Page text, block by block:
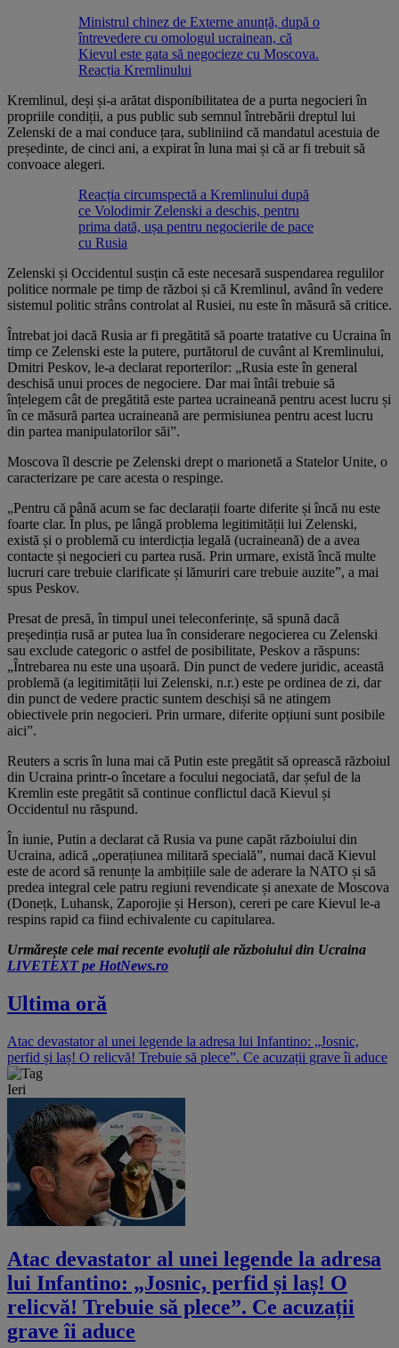
Ministrul chinez de Externe anunță, după o
întrevedere cu omologul ucrainean, că
Kievul este gata să negocieze cu Moscova.
Reacția Kremlinului
Kremlinul, deși și-a arătat disponibilitatea de a purta negocieri în
propriile condiții, a pus public sub semnul întrebării dreptul lui
Zelenski de a mai conduce țara, subliniind că mandatul acestuia de
președinte, de cinci ani, a expirat în luna mai și că ar fi trebuit să
convoace alegeri.
Reacția circumspectă a Kremlinului după
ce Volodimir Zelenski a deschis, pentru
prima dată, ușa pentru negocierile de pace
cu Rusia
Zelenski și Occidentul susțin că este necesară suspendarea regulilor
politice normale pe timp de război și că Kremlinul, având în vedere
sistemul politic strâns controlat al Rusiei, nu este în măsură să critice.
Întrebat joi dacă Rusia ar fi pregătită să poarte tratative cu Ucraina în
timp ce Zelenski este la putere, purtătorul de cuvânt al Kremlinului,
Dmitri Peskov, le-a declarat reporterilor: „Rusia este în general
deschisă unui proces de negociere. Dar mai întâi trebuie să
înțelegem cât de pregătită este partea ucraineană pentru acest lucru și
în ce măsură partea ucraineană are permisiunea pentru acest lucru
din partea manipulatorilor săi”.
Moscova îl descrie pe Zelenski drept o marionetă a Statelor Unite, o
caracterizare pe care acesta o respinge.
„Pentru că până acum se fac declarații foarte diferite și încă nu este
foarte clar. În plus, pe lângă problema legitimității lui Zelenski,
există și o problemă cu interdicția legală (ucraineană) de a avea
contacte și negocieri cu partea rusă. Prin urmare, există încă multe
lucruri care trebuie clarificate și lămuriri care trebuie auzite”, a mai
spus Peskov.
Presat de presă, în timpul unei teleconferințe, să spună dacă
președinția rusă ar putea lua în considerare negocierea cu Zelenski
sau exclude categoric o astfel de posibilitate, Peskov a răspuns:
„Întrebarea nu este una ușoară. Din punct de vedere juridic, această
problemă (a legitimității lui Zelenski, n.r.) este pe ordinea de zi, dar
din punct de vedere practic suntem deschiși să ne atingem
obiectivele prin negocieri. Prin urmare, diferite opțiuni sunt posibile
aici”.
Reuters a scris în luna mai că Putin este pregătit să oprească războiul
din Ucraina printr-o încetare a focului negociată, dar șeful de la
Kremlin este pregătit să continue conflictul dacă Kievul și
Occidentul nu răspund.
În iunie, Putin a declarat că Rusia va pune capăt războiului din
Ucraina, adică „operațiunea militară specială”, numai dacă Kievul
este de acord să renunțe la ambițiile sale de aderare la NATO și să
predea integral cele patru regiuni revendicate și anexate de Moscova
(Donețk, Luhansk, Zaporojie și Herson), cereri pe care Kievul le-a
respins rapid ca fiind echivalente cu capitularea.
Urmărește cele mai recente evoluții ale războiului din Ucraina
LIVETEXT pe HotNews.ro
Ultima oră
Atac devastator al unei legende la adresa lui Infantino: „Josnic,
perfid și laș! O relicvă! Trebuie să plece”. Ce acuzații grave îi aduce
Ieri
Atac devastator al unei legende la adresa
lui Infantino: „Josnic, perfid și laș! O
relicvă! Trebuie să plece”. Ce acuzații
grave îi aduce